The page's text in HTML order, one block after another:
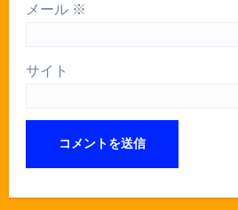
メール ※
サイト